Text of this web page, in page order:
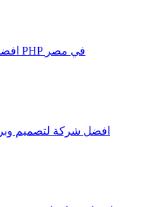
افضل شركة لتصميم وبرمجة مواقع PHP في مصر
افضل شركة لتصميم